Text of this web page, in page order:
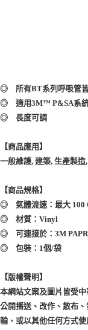
◎ 所有BT系列呼吸管皆
◎ 適用3M™ P&SA系
◎ 長度可調
【商品應用】
一般維護, 建築, 生產製造
【商品規格】
◎ 氣體流速：最大 100
◎ 材質：Vinyl
◎ 可連接於：3M PAPR
◎ 包裝：1個/袋
【版權聲明】
本網站文案及圖片皆受
公開播送、改作、散布
輸、或以其他任何方式